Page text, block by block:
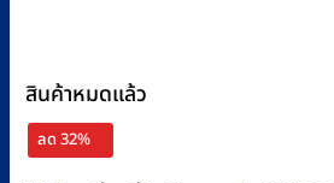
สินค้าหมดแล้ว
ลด 32%